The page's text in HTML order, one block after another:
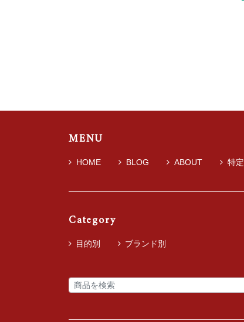
MENU
HOME BLOG ABOUT 特
Category
目的別 ブランド別